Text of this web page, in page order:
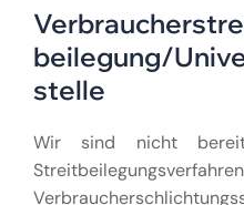
beilegung/
stelle
Wir sind nicht